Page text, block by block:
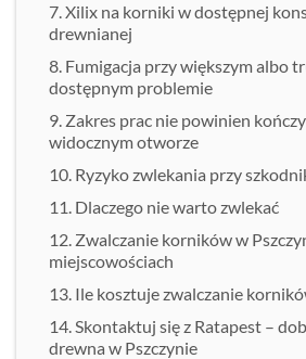
Xilix na korniki w dostępnej
drewnianej
Fumigacja przy większym albo
dostępnym problemie
Zakres prac nie powinien
widocznym otworze
Ryzyko zwlekania przy
Dlaczego nie warto zwlekać
Zwalczanie korników w
miejscowościach
Ile kosztuje zwalczanie
Skontaktuj się z Ratapest –
drewna w Pszczynie